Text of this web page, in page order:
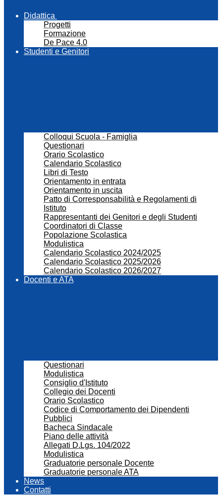
Didattica
Progetti
Formazione
De Pace 4.0
Studenti e Genitori
Colloqui Scuola - Famiglia
Questionari
Orario Scolastico
Calendario Scolastico
Libri di Testo
Orientamento in entrata
Orientamento in uscita
Patto di Corresponsabilità e Regolamenti di
Istituto
Rappresentanti dei Genitori e degli Studenti
Coordinatori di Classe
Popolazione Scolastica
Modulistica
Calendario Scolastico 2024/2025
Calendario Scolastico 2025/2026
Calendario Scolastico 2026/2027
Docenti e ATA
Questionari
Modulistica
Consiglio d'Istituto
Collegio dei Docenti
Orario Scolastico
Codice di Comportamento dei Dipendenti
Pubblici
Bacheca Sindacale
Piano delle attività
Allegati D.Lgs. 104/2022
Modulistica
Graduatorie personale Docente
Graduatorie personale ATA
News
Contatti